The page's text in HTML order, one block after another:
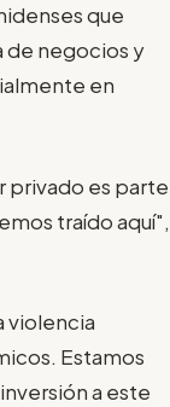
que
de negocios y
en
privado es parte
traído aquí",
violencia
Estamos
a este